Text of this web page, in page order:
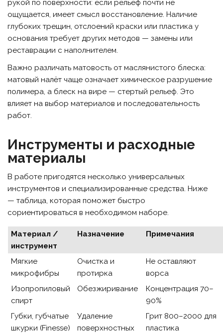
рукой по поверхности: если рельеф почти не
ощущается, имеет смысл восстановление. Наличие
глубоких трещин, отслоений краски или пластика у
основания требует других методов — замены или
реставрации с наполнителем.
Важно различать матовость от маслянистого блеска:
матовый налёт чаще означает химическое разрушение
полимера, а блеск на вире — стертый рельеф. Это
влияет на выбор материалов и последовательность
работ.
Инструменты и расходные
материалы
В работе пригодятся несколько универсальных
инструментов и специализированные средства. Ниже
— таблица, которая поможет быстро
сориентироваться в необходимом наборе.
Материал /
инструмент
Назначение Примечания
Мягкие
микрофибры
Очистка и
протирка
Не оставляют
ворса
Изопропиловый
спирт
Обезжиривание
Концентрация 70–
90%
Губки, губчатые
шкурки (Finesse)
Удаление
поверхностных
Грит 800–2000 для
пластика